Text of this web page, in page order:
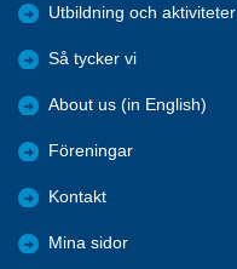
Utbildning och aktiviteter
Så tycker vi
About us (in English)
Föreningar
Kontakt
Mina sidor